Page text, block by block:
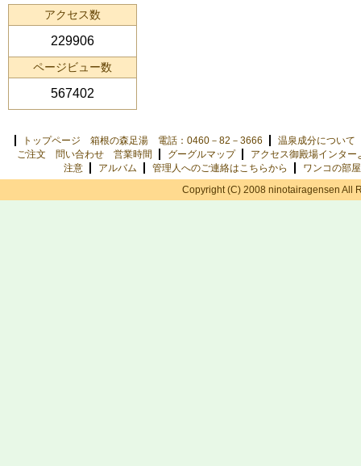
アクセス数
229906
ページビュー数
567402
トップページ 箱根の森足湯 電話：0460－82－3666
温泉成分について
ご注文 問い合わせ 営業時間
グーグルマップ
アクセス御殿場インター
注意
アルバム 管理人へのご連絡はこちらから
ワンコの部屋
Copyright (C) 2008 ninotairagensen All